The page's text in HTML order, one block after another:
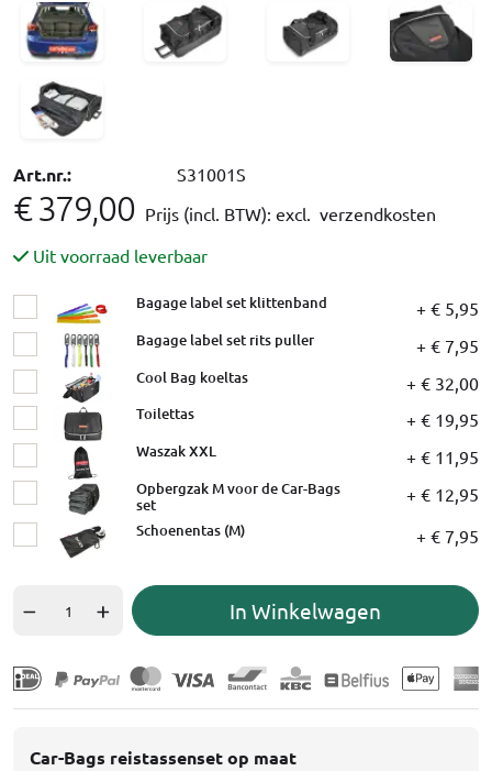
Art.nr.: S31001S
€ 379,00 Prijs (incl. BTW): excl. verzendkosten
Uit voorraad leverbaar
Bagage label set klittenband + € 5,95
Bagage label set rits puller + € 7,95
Cool Bag koeltas + € 32,00
Toilettas + € 19,95
Waszak XXL + € 11,95
Opbergzak M voor de Car-Bags
set
+ € 12,95
Schoenentas (M) + € 7,95
In Winkelwagen
Car-Bags reistassenset op maat